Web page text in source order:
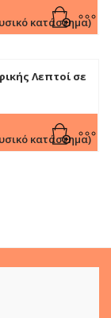
κατάστημα)
Λεπτοί σε
κατάστημα)